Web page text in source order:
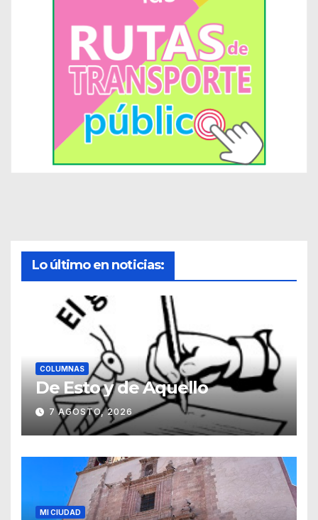
Lo último en noticias:
COLUMNAS
De Esto y de Aquello
7 AGOSTO, 2026
MI CIUDAD